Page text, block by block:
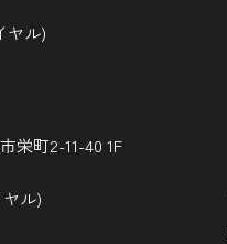
ヤル)
栄町2-11-40 1F
ヤル)